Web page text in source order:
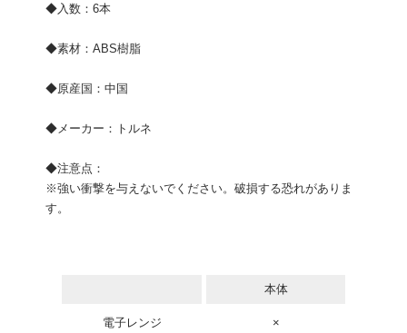
◆入数：6本
◆素材：ABS樹脂
◆原産国：中国
◆メーカー：トルネ
◆注意点：
※強い衝撃を与えないでください。破損する恐れがありま
す。
本体
電子レンジ ×